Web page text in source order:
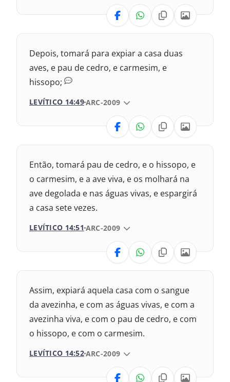
1993 – Almeida Revisada e Atualizada
VERSÃO
Nova Versão Internacional
2017 – Nova Almeida Atualizada
1969 – Almeida Revisada e Corrigida
1993 – Almeida Revisada e Atualizada
Depois, tomará para expiar a casa duas
aves, e pau de cedro, e carmesim, e
hissopo;
LEVÍTICO 14:49 VERSÃO DA BÍBLIA
ARC-2009
VERSÃO
Nova Versão Internacional
2017 – Nova Almeida Atualizada
1969 – Almeida Revisada e Corrigida
1993 – Almeida Revisada e Atualizada
Então, tomará pau de cedro, e o hissopo, e
o carmesim, e a ave viva, e os molhará na
ave degolada e nas águas vivas, e espargirá
a casa sete vezes.
LEVÍTICO 14:51 VERSÃO DA BÍBLIA
ARC-2009
VERSÃO
Nova Versão Internacional
2017 – Nova Almeida Atualizada
1969 – Almeida Revisada e Corrigida
1993 – Almeida Revisada e Atualizada
Assim, expiará aquela casa com o sangue
da avezinha, e com as águas vivas, e com a
avezinha viva, e com o pau de cedro, e com
o hissopo, e com o carmesim.
LEVÍTICO 14:52 VERSÃO DA BÍBLIA
ARC-2009
VERSÃO